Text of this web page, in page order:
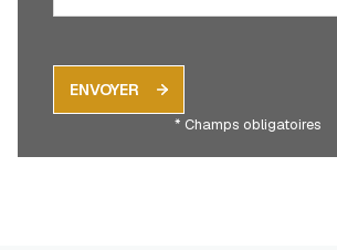
ENVOYER
* Champs obligatoires